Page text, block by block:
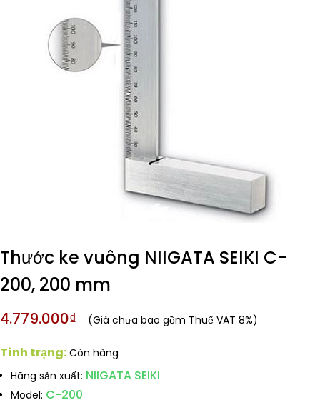
Thước ke vuông NIIGATA SEIKI C-
200, 200 mm
4.779.000₫ (Giá chưa bao gồm Thuế VAT 8%)
Tình trạng: Còn hàng
Hãng sản xuất: NIIGATA SEIKI
Model: C-200